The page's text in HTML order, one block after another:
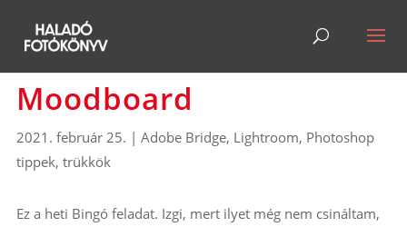
Moodboard
2021. február 25. | Adobe Bridge, Lightroom, Photoshop
tippek, trükkök
Ez a heti Bingó feladat. Izgi, mert ilyet még nem csináltam,